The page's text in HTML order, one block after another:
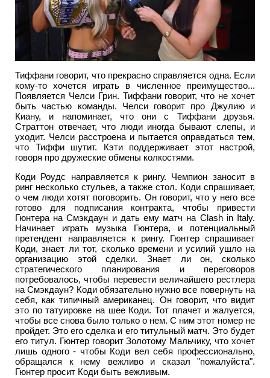
Тиффани говорит, что прекрасно справляется одна. Если
кому-то хочется играть в численное преимущество...
Появляется Челси Грин. Тиффани говорит, что не хочет
быть частью команды. Челси говорит про Джулию и
Киану, и напоминает, что они с Тиффани друзья.
Страттон отвечает, что люди иногда бывают слепы, и
уходит. Челси расстроена и пытается оправдаться тем,
что Тиффи шутит. Кэти поддерживает этот настрой,
говоря про дружеские обмены колкостями.
Коди Роудс направляется к рингу. Чемпион заносит в
ринг несколько стульев, а также стол. Коди спрашивает,
о чем люди хотят поговорить. Он говорит, что у него все
готово для подписания контракта, чтобы привести
Гюнтера на Смэкдаун и дать ему матч на Clash in Italy.
Начинает играть музыка Гюнтера, и потенциальный
претендент направляется к рингу. Гюнтер спрашивает
Коди, знает ли тот, сколько времени и усилий ушло на
организацию этой сделки. Знает ли он, сколько
стратегического планирования и переговоров
потребовалось, чтобы перевести величайшего рестлера
на Смэкдаун? Коди обязательно нужно все повернуть на
себя, как типичный американец. Он говорит, что видит
это по татуировке на шее Коди. Тот плачет и жалуется,
чтобы все снова было только о нем. С ним этот номер не
пройдет. Это его сделка и его титульный матч. Это будет
его титул. Гюнтер говорит Золотому Мальчику, что хочет
лишь одного - чтобы Коди вел себя профессионально,
обращался к нему вежливо и сказал "пожалуйста".
Гюнтер просит Коди быть вежливым.